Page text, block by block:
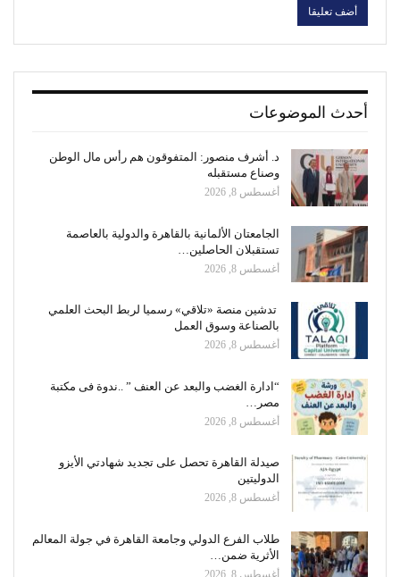
أحدث الموضوعات
د. أشرف منصور: المتفوقون هم رأس مال الوطن
وصناع مستقبله
أغسطس 8, 2026
الجامعتان الألمانية بالقاهرة والدولية بالعاصمة
تستقبلان الحاصلين…
أغسطس 8, 2026
تدشين منصة «تلاقي» رسميا لربط البحث العلمي
بالصناعة وسوق العمل
أغسطس 8, 2026
“ادارة الغضب والبعد عن العنف ” ..ندوة فى مكتبة
مصر…
أغسطس 8, 2026
صيدلة القاهرة تحصل على تجديد شهادتي الأيزو
الدوليتين
أغسطس 8, 2026
طلاب الفرع الدولي وجامعة القاهرة في جولة المعالم
الأثرية ضمن…
أغسطس 8, 2026